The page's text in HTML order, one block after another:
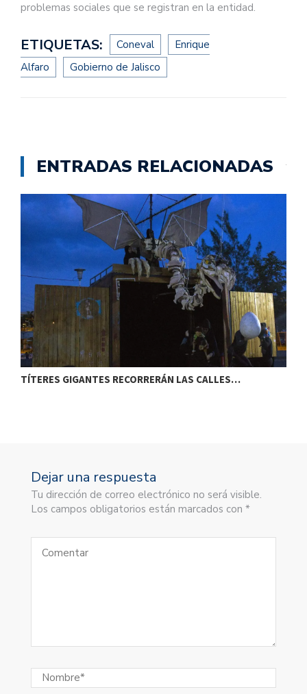
problemas sociales que se registran en la entidad.
ETIQUETAS: Coneval
Enrique
Alfaro
Gobierno de Jalisco
ENTRADAS RELACIONADAS
TÍTERES GIGANTES RECORRERÁN LAS CALLES…
Dejar una respuesta
Tu dirección de correo electrónico no será visible.
Los campos obligatorios están marcados con *